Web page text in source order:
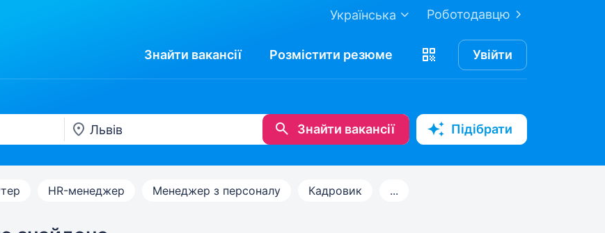
Роботодавцю
Українська
Знайти вакансії Розмістити резюме Увійти
Знайти вакансії Підібрати
HR-менеджер Менеджер з персоналу Кадровик ...